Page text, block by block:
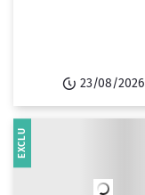
23/08/2026
EXCLU